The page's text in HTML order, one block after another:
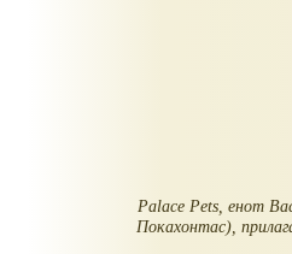
Palace Pets, енот
Покахонтас),